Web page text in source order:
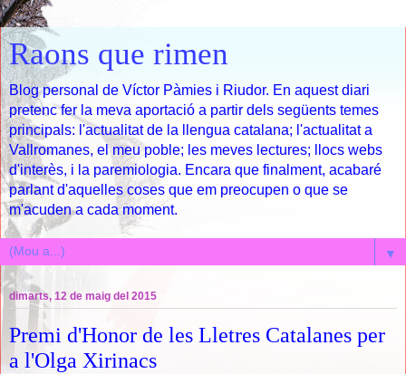
Raons que rimen
Blog personal de Víctor Pàmies i Riudor. En aquest diari
pretenc fer la meva aportació a partir dels següents temes
principals: l'actualitat de la llengua catalana; l'actualitat a
Vallromanes, el meu poble; les meves lectures; llocs webs
d'interès, i la paremiologia. Encara que finalment, acabaré
parlant d'aquelles coses que em preocupen o que se
m'acuden a cada moment.
▼
dimarts, 12 de maig del 2015
Premi d'Honor de les Lletres Catalanes per
a l'Olga Xirinacs